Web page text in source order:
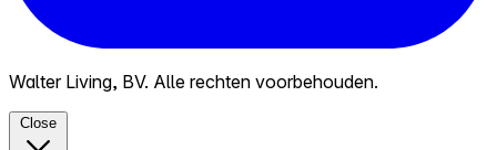
Walter Living, BV. Alle rechten voorbehouden.
Close